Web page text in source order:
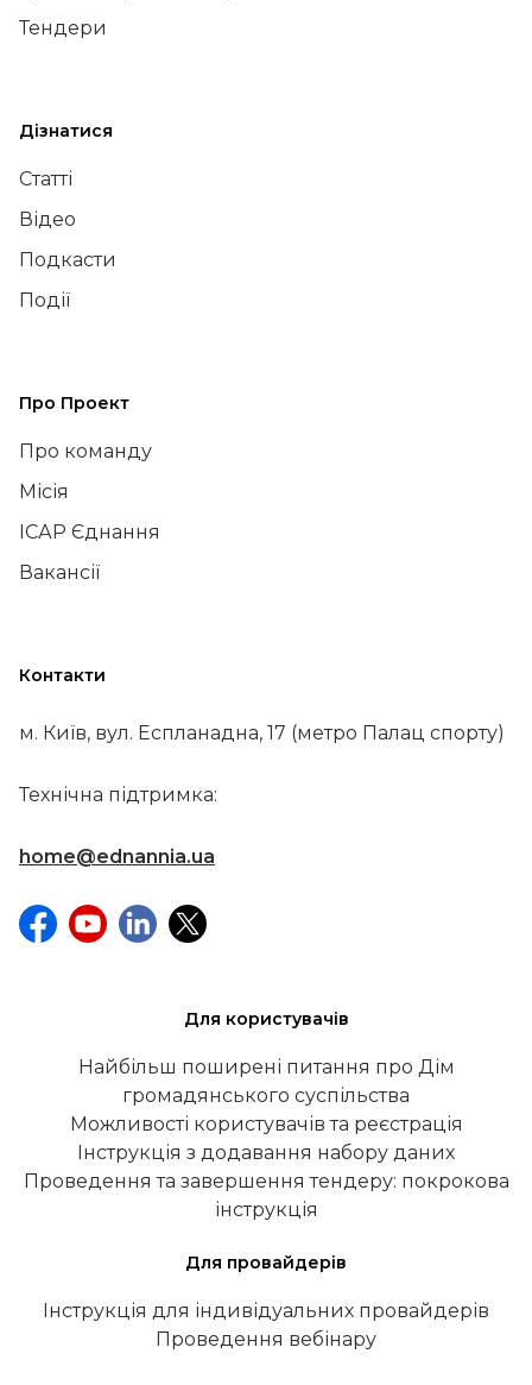
Тендери
Дізнатися
Статті
Відео
Подкасти
Події
Про Проект
Про команду
Місія
ІСАР Єднання
Вакансії
Контакти
м. Київ, вул. Еспланадна, 17 (метро Палац спорту)
Технічна підтримка:
home@ednannia.ua
Для користувачів
Найбільш поширені питання про Дім
громадянського суспільства
Можливості користувачів та реєстрація
Інструкція з додавання набору даних
Проведення та завершення тендеру: покрокова
інструкція
Для провайдерів
Інструкція для індивідуальних провайдерів
Проведення вебінару